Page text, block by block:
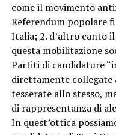
come il movimento
Referendum popolare
Italia; 2. d’altro canto
questa mobilitazione
Partiti di candidature
direttamente
tesserate allo stesso,
di rappresentanza di
In quest’ottica